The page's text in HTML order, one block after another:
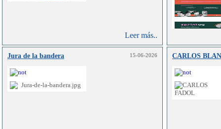
Leer más..
Jura de la bandera 15-06-2026 CARLOS